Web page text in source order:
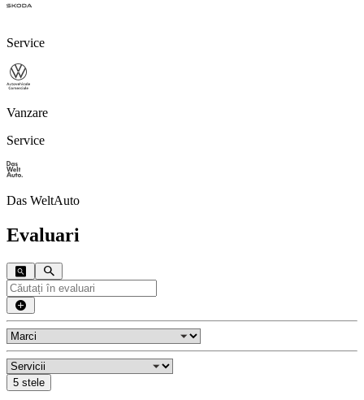
Service
Vanzare
Service
Das WeltAuto
Evaluari
5 stele